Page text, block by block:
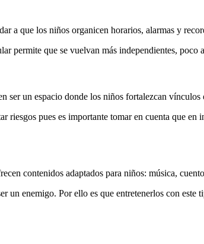
a que los niños organicen horarios, alarmas y
permite que se vuelvan más independientes, poco
ser un espacio donde los niños fortalezcan
riesgos pues es importante tomar en cuenta que en
contenidos adaptados para niños: música,
un enemigo. Por ello es que entretenerlos con